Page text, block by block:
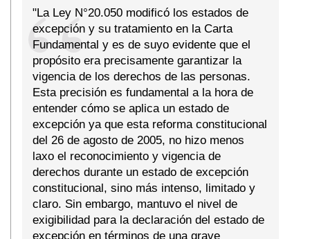
"La Ley N°20.050 modificó los estados de
excepción y su tratamiento en la Carta
Fundamental y es de suyo evidente que el
propósito era precisamente garantizar la
vigencia de los derechos de las personas.
Esta precisión es fundamental a la hora de
entender cómo se aplica un estado de
excepción ya que esta reforma constitucional
del 26 de agosto de 2005, no hizo menos
laxo el reconocimiento y vigencia de
derechos durante un estado de excepción
constitucional, sino más intenso, limitado y
claro. Sin embargo, mantuvo el nivel de
exigibilidad para la declaración del estado de
excepción en términos de una grave